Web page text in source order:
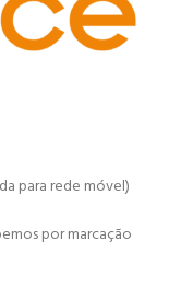
para rede móvel)
por marcação